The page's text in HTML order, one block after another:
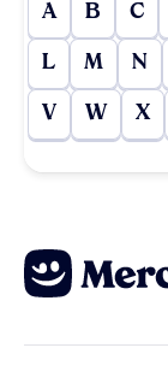
A B C
L M N
V W X